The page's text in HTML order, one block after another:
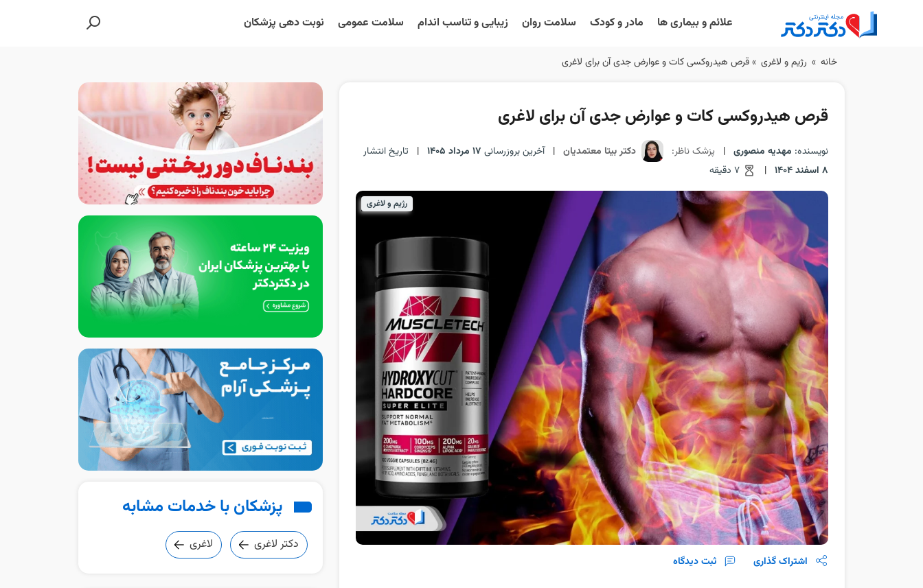
علائم و بیماری ها مادر و کودک سلامت روان زیبایی و تناسب اندام سلامت عمومی نوبت دهی پزشکان
خانه » رژیم و لاغری »قرص هیدروکسی کات و عوارض جدی آن برای لاغری
قرص هیدروکسی کات و عوارض جدی آن برای لاغری
نویسنده: مهدیه منصوری | پزشک ناظر: دکتر بیتا معتمدیان | آخرین بروزرسانی 17 مرداد 1405 |
تاریخ انتشار
8 اسفند 1404
|
رژیم و لاغری
اشتراک گذاری ثبت دیدگاه
پزشکان با خدمات مشابه
دکتر لاغری لاغری